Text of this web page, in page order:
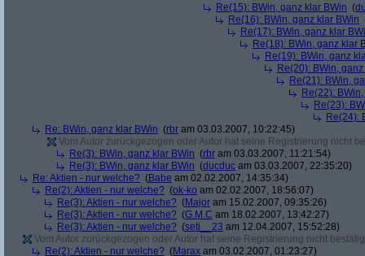
Re(15): BWin, ganz klar BWin (
Re(16): BWin, ganz klar BWin
Re(17): BWin, ganz klar
Re(18): BWin, ganz klar
Re(19): BWin, ganz
Re(20): BWin,
Re(21): BWin,
Re(22):
Re(23):
Re(24):
Re: BWin, ganz klar BWin (rbr am 03.03.2007, 10:22:45)
Vom Autor zurückgezogen oder Autor hat seine Registrierung nicht
Re(3): BWin, ganz klar BWin (rbr am 03.03.2007, 11:21:54)
Re(3): BWin, ganz klar BWin (ducduc am 03.03.2007, 22:35:20)
Re: Aktien - nur welche? (Babe am 02.02.2007, 14:35:34)
Re(2): Aktien - nur welche? (ok-ko am 02.02.2007, 18:56:07)
Re(3): Aktien - nur welche? (Major am 15.02.2007, 09:35:26)
Re(3): Aktien - nur welche? (G.M.C am 18.02.2007, 13:42:27)
Re(3): Aktien - nur welche? (seti__23 am 12.04.2007, 15:52:28)
Vom Autor zurückgezogen oder Autor hat seine Registrierung nicht
Re(2): Aktien - nur welche? (Marax am 03.02.2007, 01:23:27)